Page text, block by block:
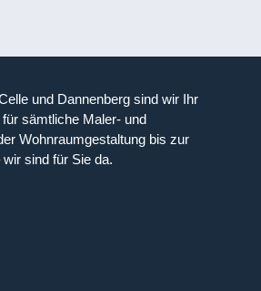
und Dannenberg sind wir Ihr
sämtliche Maler- und
Wohnraumgestaltung bis zur
sind für Sie da.